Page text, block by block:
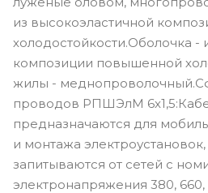
из высокоэластичной
холодостойкости.Оболочка -
композиции повышенной
жилы -
проводов РПШЭлМ
предназначаются для
и монтажа
запитываются от сетей с
электронапряжения 380, 660,